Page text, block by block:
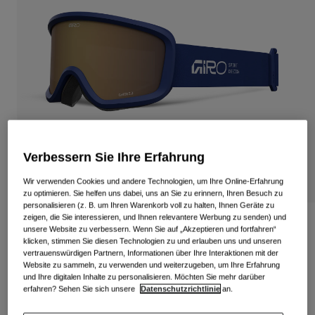
Schuhe
Rennrad Schuhe
Mountainbike Schuhe
Gravel Schuhe
Bekleidung
Rennrad Bekleidung
Mountainbike Bekleidung
Alle anzeigen
Schutzbrillen
Damen
Ersatzgläser
Alle anzeigen
Kinder
Helme
Chico 2.0 Stacked Kinder-Schutzbrille
Artikelnr.37316-B54-OS
39,95 €
Verbessern Sie Ihre Erfahrung
Wir verwenden Cookies und andere Technologien, um Ihre Online-Erfahrung
zu optimieren. Sie helfen uns dabei, uns an Sie zu erinnern, Ihren Besuch zu
personalisieren (z. B. um Ihren Warenkorb voll zu halten, Ihnen Geräte zu
zeigen, die Sie interessieren, und Ihnen relevantere Werbung zu senden) und
unsere Website zu verbessern. Wenn Sie auf „Akzeptieren und fortfahren“
klicken, stimmen Sie diesen Technologien zu und erlauben uns und unseren
vertrauenswürdigen Partnern, Informationen über Ihre Interaktionen mit der
Website zu sammeln, zu verwenden und weiterzugeben, um Ihre Erfahrung
und Ihre digitalen Inhalte zu personalisieren. Möchten Sie mehr darüber
erfahren? Sehen Sie sich unsere
Datenschutzrichtlinie an.